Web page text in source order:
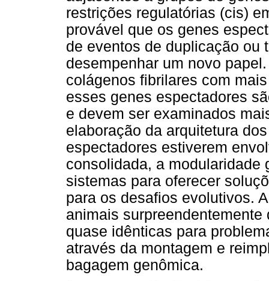
restrições regulatórias (cis)
provável que os genes
de eventos de duplicação ou
desempenhar um novo
colágenos fibrilares com
esses genes espectadores
e devem ser examinados
elaboração da arquitetura
espectadores estiverem
consolidada, a modularidade
sistemas para oferecer
para os desafios evolutivos.
animais
quase idênticas para
através da montagem e
bagagem genômica.